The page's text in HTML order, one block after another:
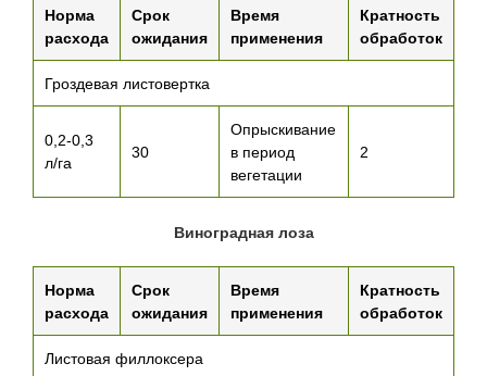
Норма
расхода
Срок
ожидания
Время
применения
Кратность
обработок
Гроздевая листовертка
0,2-0,3
л/га
30
Опрыскивание
в период
вегетации
2
Виноградная лоза
Норма
расхода
Срок
ожидания
Время
применения
Кратность
обработок
Листовая филлоксера